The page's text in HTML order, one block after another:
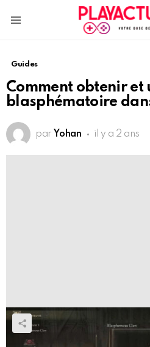
Guides
Comment obtenir
blasphématoire
par Yohan il y a 2 ans